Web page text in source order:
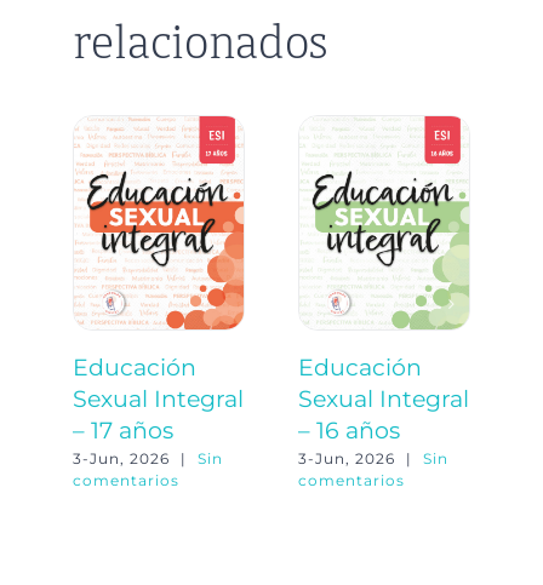
relacionados
Educación
Sexual Integral
– 17 años
3-Jun, 2026 |
Sin
comentarios
Educación
Sexual Integral
– 16 años
3-Jun, 2026 |
Sin
comentarios